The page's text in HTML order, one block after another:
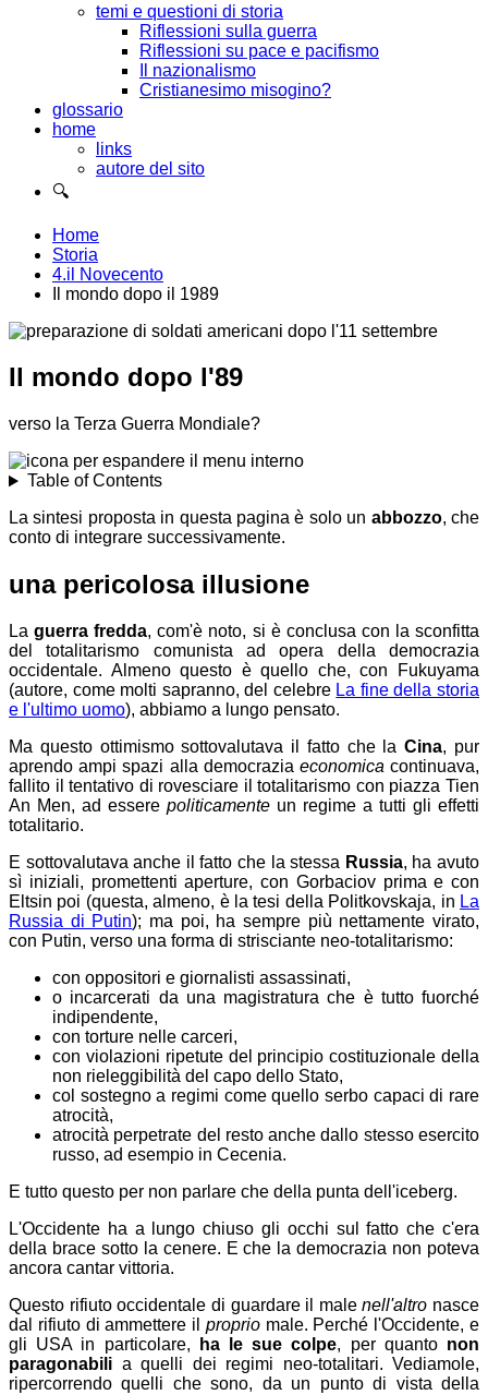
temi e questioni di storia
Riflessioni sulla guerra
Riflessioni su pace e pacifismo
Il nazionalismo
Cristianesimo misogino?
glossario
home
links
autore del sito
🔍
Home
Storia
4.il Novecento
Il mondo dopo il 1989
Il mondo dopo l'89
verso la Terza Guerra Mondiale?
Table of Contents
La sintesi proposta in questa pagina è solo un abbozzo, che
conto di integrare successivamente.
una pericolosa illusione
Laguerra fredda, com'è noto, si è conclusa con la sconfitta
del totalitarismo comunista ad opera della democrazia
occidentale. Almeno questo è quello che, con Fukuyama
(autore, come molti sapranno, del celebre La fine della storia
e l'ultimo uomo), abbiamo a lungo pensato.
Ma questo ottimismo sottovalutava il fatto che laCina, pur
aprendo ampi spazi alla democrazia economica continuava,
fallito il tentativo di rovesciare il totalitarismo con piazza Tien
An Men, ad essere politicamente un regime a tutti gli effetti
totalitario.
E sottovalutava anche il fatto che la stessa Russia, ha avuto
sì iniziali, promettenti aperture, con Gorbaciov prima e con
Eltsin poi (questa, almeno, è la tesi della Politkovskaja, in La
Russia di Putin); ma poi, ha sempre più nettamente virato,
con Putin, verso una forma di strisciante neo-totalitarismo:
con oppositori e giornalisti assassinati,
o incarcerati da una magistratura che è tutto fuorché
indipendente,
con torture nelle carceri,
con violazioni ripetute del principio costituzionale della
non rieleggibilità del capo dello Stato,
col sostegno a regimi come quello serbo capaci di rare
atrocità,
atrocità perpetrate del resto anche dallo stesso esercito
russo, ad esempio in Cecenia.
E tutto questo per non parlare che della punta dell'iceberg.
L'Occidente ha a lungo chiuso gli occhi sul fatto che c'era
della brace sotto la cenere. E che la democrazia non poteva
ancora cantar vittoria.
Questo rifiuto occidentale di guardare il malenell'altro nasce
dal rifiuto di ammettere il propriomale. Perché l'Occidente, e
gli USA in particolare,
ha le sue colpe, per quanto non
paragonabili a quelli dei regimi neo-totalitari. Vediamole,
ripercorrendo quelli che sono, da un punto di vista della